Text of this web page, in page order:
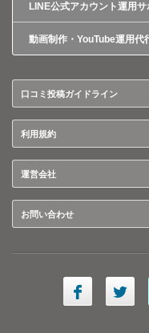
LINE公式アカウント運用サ
動画制作・YouTube運用代
口コミ投稿ガイドライン
利用規約
運営会社
お問い合わせ